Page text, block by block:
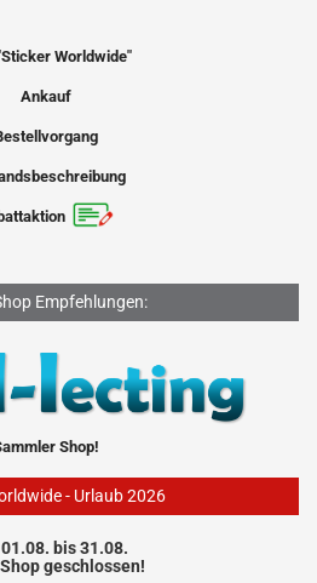
Worldwide"
Ankauf
Empfehlungen:
Shop!
- Urlaub 2026
bis 31.08.
geschlossen!